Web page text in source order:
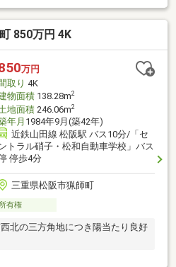
850万円 4K
万円
取り 4K
物面積138.28m2
地面積246.06m2
年月 1984年9月(築42年)
近鉄山田線 松阪駅 バス10分/「セ
トラル硝子・松和自動車学校」バス
停歩4分
三重県松阪市猟師町
所有権
北の三方角地につき陽当たり良好